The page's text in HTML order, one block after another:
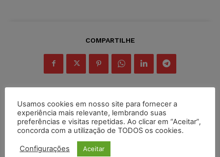
COMPARTILHE
Inscreva-se
Usamos cookies em nosso site para fornecer a
experiência mais relevante, lembrando suas
preferências e visitas repetidas. Ao clicar em “Aceitar”,
concorda com a utilização de TODOS os cookies.
Configurações Aceitar